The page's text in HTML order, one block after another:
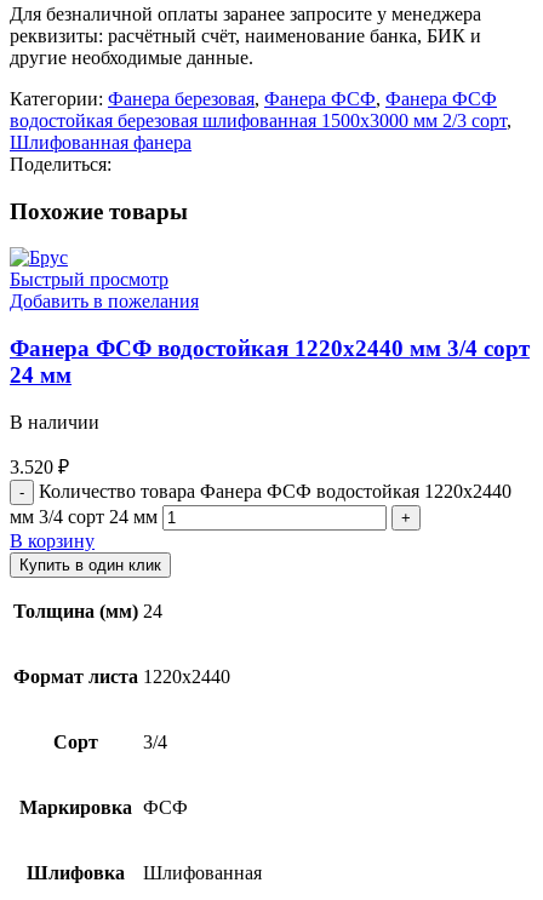
Для безналичной оплаты заранее запросите у менеджера
реквизиты: расчётный счёт, наименование банка, БИК и
другие необходимые данные.
Категории: Фанера березовая, Фанера ФСФ, Фанера ФСФ
водостойкая березовая шлифованная 1500х3000 мм 2/3 сорт,
Шлифованная фанера
Поделиться:
Похожие товары
Быстрый просмотр
Добавить в пожелания
Фанера ФСФ водостойкая 1220х2440 мм 3/4 сорт
24 мм
В наличии
3.520 ₽
Количество товара Фанера ФСФ водостойкая 1220х2440
мм 3/4 сорт 24 мм
В корзину
Купить в один клик
Толщина (мм) 24
Формат листа 1220х2440
Сорт 3/4
Маркировка ФСФ
Шлифовка Шлифованная